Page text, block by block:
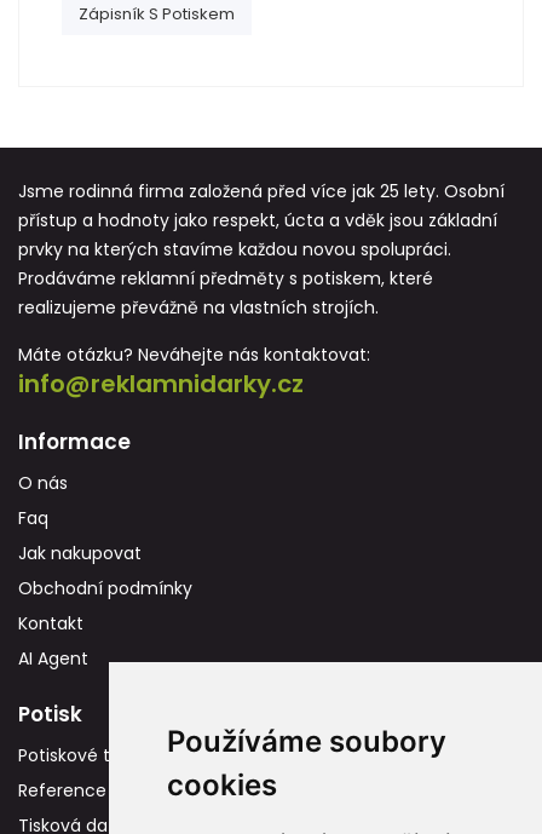
Používáme soubory
cookies
Zápisník S Potiskem
Jsme rodinná firma založená před více jak 25 lety. Osobní
přístup a hodnoty jako respekt, úcta a vděk jsou základní
prvky na kterých stavíme každou novou spolupráci.
Prodáváme reklamní předměty s potiskem, které
realizujeme převážně na vlastních strojích.
Máte otázku? Neváhejte nás kontaktovat:
info@reklamnidarky.cz
Informace
O nás
Faq
Jak nakupovat
Obchodní podmínky
Kontakt
AI Agent
Potisk
Potiskové technologie
Reference
Tisková data